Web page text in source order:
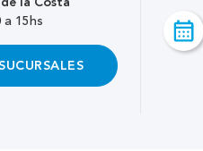
a 15hs